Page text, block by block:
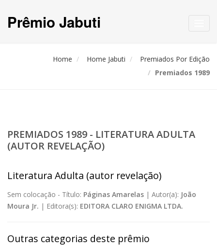
Prêmio Jabuti
Home Home Jabuti
Premiados Por Edição
Premiados 1989
PREMIADOS 1989 - LITERATURA ADULTA
(AUTOR REVELAÇÃO)
Literatura Adulta (autor revelação)
Sem colocação - Título: Páginas Amarelas | Autor(a): João
Moura Jr. | Editora(s): EDITORA CLARO ENIGMA LTDA.
Outras categorias deste prêmio